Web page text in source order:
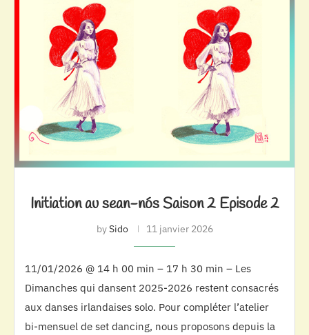
Initiation au sean-nós Saison 2 Episode 2
bySido 11 janvier 2026
11/01/2026 @ 14 h 00 min – 17 h 30 min – Les
Dimanches qui dansent 2025-2026 restent consacrés
aux danses irlandaises solo. Pour compléter l’atelier
bi-mensuel de set dancing, nous proposons depuis la